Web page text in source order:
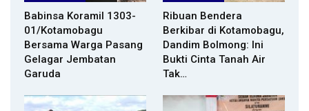
Babinsa Koramil 1303-
01/Kotamobagu
Bersama Warga Pasang
Gelagar Jembatan
Garuda
Ribuan Bendera
Berkibar di Kotamobagu,
Dandim Bolmong: Ini
Bukti Cinta Tanah Air
Tak…